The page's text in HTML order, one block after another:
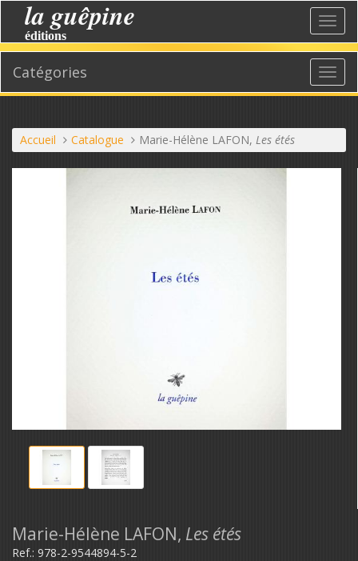
contenu
la
la guêpine
éditions
le
Catégories
Vous
êtes
ici :
Accueil Catalogue Marie-Hélène LAFON, Les étés
Marie-Hélène LAFON, Les étés
Ref.: 978-2-9544894-5-2